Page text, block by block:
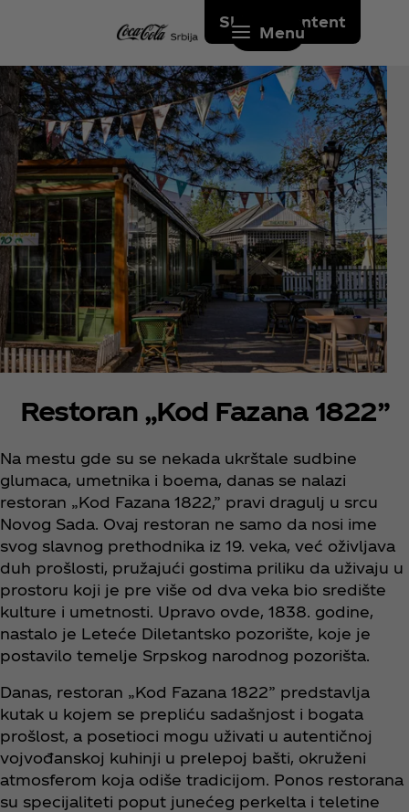
Skip to content
Menu
Restoran „Kod Fazana 1822”
Na mestu gde su se nekada ukrštale sudbine
glumaca, umetnika i boema, danas se nalazi
restoran „Kod Fazana 1822,” pravi dragulj u srcu
Novog Sada. Ovaj restoran ne samo da nosi ime
svog slavnog prethodnika iz 19. veka, već oživljava
duh prošlosti, pružajući gostima priliku da uživaju u
prostoru koji je pre više od dva veka bio središte
kulture i umetnosti. Upravo ovde, 1838. godine,
nastalo je Leteće Diletantsko pozorište, koje je
postavilo temelje Srpskog narodnog pozorišta.
Danas, restoran „Kod Fazana 1822” predstavlja
kutak u kojem se prepliću sadašnjost i bogata
prošlost, a posetioci mogu uživati u autentičnoj
vojvođanskoj kuhinji u prelepoj bašti, okruženi
atmosferom koja odiše tradicijom. Ponos restorana
su specijaliteti poput junećeg perkelta i teletine